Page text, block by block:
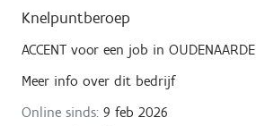
Knelpuntberoep
ACCENT voor een job in OUDENAARDE
Meer info over dit bedrijf
Online sinds: 9 feb 2026